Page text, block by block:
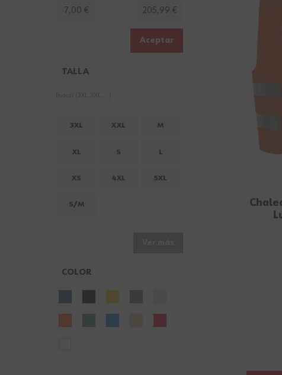
Minimum value
7,00 €
Valor máximo
205,99 €
Aceptar
TALLA
3XL XXL M
XL S L
XS 4XL 5XL
S/M
COLOR
FILTER